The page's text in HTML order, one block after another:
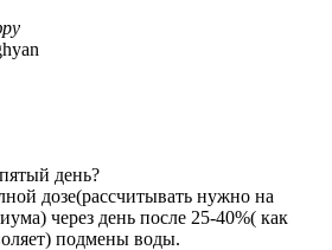
день?
дозе(рассчитывать нужно на
через день после 25-40%( как
подмены воды.